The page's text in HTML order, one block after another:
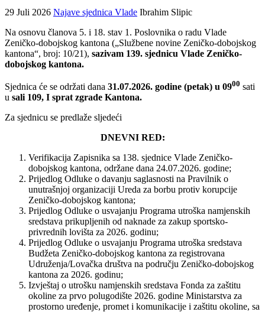
29 Juli 2026 Najave sjednica Vlade Ibrahim Slipic
Na osnovu članova 5. i 18. stav 1. Poslovnika o radu Vlade
Zeničko-dobojskog kantona („Službene novine Zeničko-dobojskog
kantona“, broj: 10/21), sazivam 139. sjednicu Vlade Zeničko-
dobojskog kantona.
Sjednica će se održati dana 31.07.2026. godine (petak) u 0900 sati
u sali 109, I sprat zgrade Kantona.
Za sjednicu se predlaže sljedeći
DNEVNI RED:
Verifikacija Zapisnika sa 138. sjednice Vlade Zeničko-
dobojskog kantona, održane dana 24.07.2026. godine;
Prijedlog Odluke o davanju saglasnosti na Pravilnik o
unutrašnjoj organizaciji Ureda za borbu protiv korupcije
Zeničko-dobojskog kantona;
Prijedlog Odluke o usvajanju Programa utroška namjenskih
sredstava prikupljenih od naknade za zakup sportsko-
privrednih lovišta za 2026. godinu;
Prijedlog Odluke o usvajanju Programa utroška sredstava
Budžeta Zeničko-dobojskog kantona za registrovana
Udruženja/Lovačka društva na području Zeničko-dobojskog
kantona za 2026. godinu;
Izvještaj o utrošku namjenskih sredstava Fonda za zaštitu
okoline za prvo polugodište 2026. godine Ministarstva za
prostorno uređenje, promet i komunikacije i zaštitu okoline, sa